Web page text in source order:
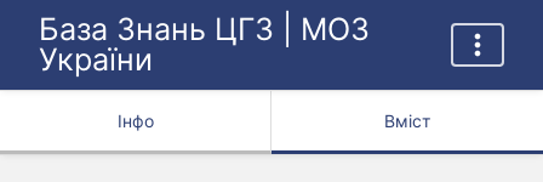
База Знань ЦГЗ | МОЗ
України
Інфо Вміст